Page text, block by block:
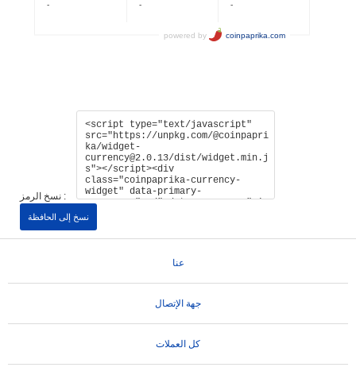
نسخ الرمز :
نسخ إلى الحافظة
عنا
جهة الإتصال
كل العملات